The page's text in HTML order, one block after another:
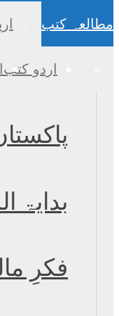
مطالعہ کتب
اردو کتب
بدایۃ
فکرِ